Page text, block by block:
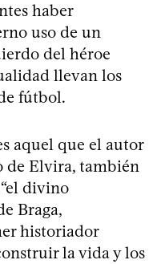
haber
uso de un
del héroe
llevan los
fútbol.
aquel que el autor
de Elvira, también
divino
Braga,
historiador
la vida y los